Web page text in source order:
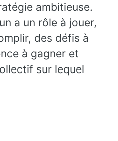
ambitieuse.
a un rôle à jouer,
des défis à
à gagner et
sur lequel